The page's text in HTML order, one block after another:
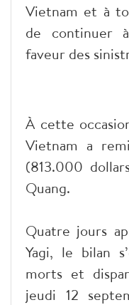
Vietnam et à
de continuer
faveur des
À cette
Vietnam a
(813.000
Quang.
Quatre jours
Yagi, le bilan
morts et
jeudi 12